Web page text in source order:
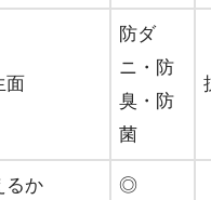
面
防ダ
ニ・防
臭・防
菌
るか ◎